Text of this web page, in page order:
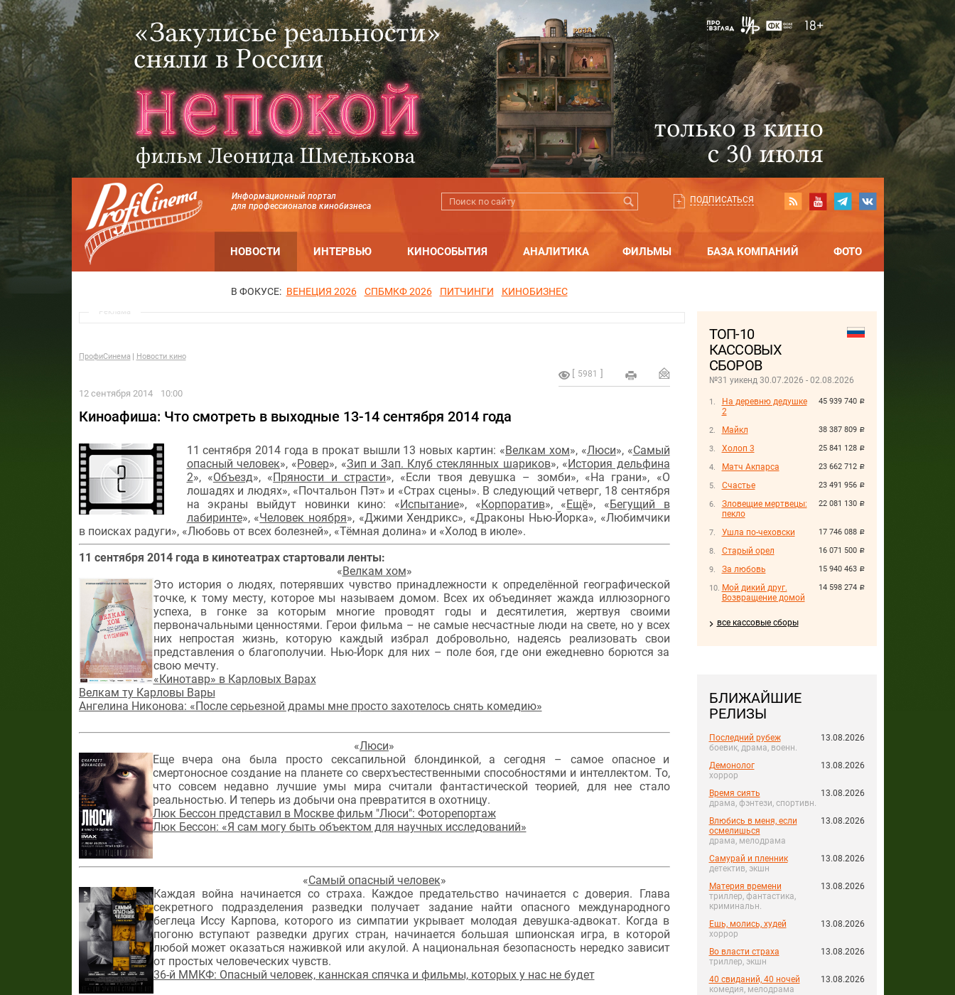
Информационный портал
для профессионалов кинобизнеса
ПОДПИСАТЬСЯ
НОВОСТИ ИНТЕРВЬЮ КИНОСОБЫТИЯ АНАЛИТИКА ФИЛЬМЫ БАЗА КОМПАНИЙ ФОТО
В ФОКУСЕ: ВЕНЕЦИЯ 2026 СПБМКФ 2026 ПИТЧИНГИ КИНОБИЗНЕС
ТОП-10
КАССОВЫХ
СБОРОВ
№31 уикенд 30.07.2026 - 02.08.2026
45 939 740 руб.
На деревню дедушке
2
38 387 809 руб.
Майкл
25 841 128 руб.
Холоп 3
23 662 712 руб.
Матч Акпарса
23 491 956 руб.
Счастье
22 081 130 руб.
Зловещие мертвецы:
пекло
17 746 088 руб.
Ушла по-чеховски
16 071 500 руб.
Старый орел
15 940 463 руб.
За любовь
14 598 274 руб.
Мой дикий друг.
Возвращение домой
все кассовые сборы
БЛИЖАЙШИЕ
РЕЛИЗЫ
Последний рубеж
боевик, драма, военн.
13.08.2026
Демонолог
хоррор
13.08.2026
Время сиять
драма, фэнтези, спортивн.
13.08.2026
Влюбись в меня, если
осмелишься
драма, мелодрама
13.08.2026
Самурай и пленник
детектив, экшн
13.08.2026
Материя времени
триллер, фантастика,
криминальн.
13.08.2026
Ешь, молись, худей
хоррор
13.08.2026
Во власти страха
триллер, экшн
13.08.2026
40 свиданий, 40 ночей
комедия, мелодрама
13.08.2026
Реклама
ПрофиСинема Новости кино
5981
12 сентября 2014 10:00
Киноафиша: Что смотреть в выходные 13-14 сентября 2014 года
11 сентября 2014 года в прокат вышли 13 новых картин: «Велкам хом», «Люси», «Самый
опасный человек», «Ровер», «Зип и Зап. Клуб стеклянных шариков», «История дельфина
2», «Объезд», «Пряности и страсти», «Если твоя девушка – зомби», «На грани», «О
лошадях и людях», «Почтальон Пэт» и «Страх сцены». В следующий четверг, 18 сентября
на экраны выйдут новинки кино: «Испытание», «Корпоратив», «Ещё», «Бегущий в
лабиринте», «Человек ноября», «Джими Хендрикс», «Драконы Нью-Йорка», «Любимчики
в поисках радуги», «Любовь от всех болезней», «Тёмная долина» и «Холод в июле».
11 сентября 2014 года в кинотеатрах стартовали ленты:
«Велкам хом»
Это история о людях, потерявших чувство принадлежности к определённой географической
точке, к тому месту, которое мы называем домом. Всех их объединяет жажда иллюзорного
успеха, в гонке за которым многие проводят годы и десятилетия, жертвуя своими
первоначальными ценностями. Герои фильма – не самые несчастные люди на свете, но у всех
них непростая жизнь, которую каждый избрал добровольно, надеясь реализовать свои
представления о благополучии. Нью-Йорк для них – поле боя, где они ежедневно борются за
свою мечту.
«Кинотавр» в Карловых Варах
Велкам ту Карловы Вары
Ангелина Никонова: «После серьезной драмы мне просто захотелось снять комедию»
«Люси»
Еще вчера она была просто сексапильной блондинкой, а сегодня – самое опасное и
смертоносное создание на планете со сверхъестественными способностями и интеллектом. То,
что совсем недавно лучшие умы мира считали фантастической теорией, для нее стало
реальностью. И теперь из добычи она превратится в охотницу.
Люк Бессон представил в Москве фильм "Люси": Фоторепортаж
Люк Бессон: «Я сам могу быть объектом для научных исследований»
«Самый опасный человек»
Каждая война начинается со страха. Каждое предательство начинается с доверия. Глава
секретного подразделения разведки получает задание найти опасного международного
беглеца Иссу Карпова, которого из симпатии укрывает молодая девушка-адвокат. Когда в
погоню вступают разведки других стран, начинается большая шпионская игра, в которой
любой может оказаться наживкой или акулой. А национальная безопасность нередко зависит
от простых человеческих чувств.
36-й ММКФ: Опасный человек, каннская спячка и фильмы, которых у нас не будет